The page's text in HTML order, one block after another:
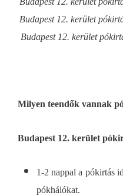
Budapest 12. kerület
Budapest 12. kerület
Milyen teendők vannak
Budapest 12. kerület
1-2 nappal a pókirtás
pókhálókat.